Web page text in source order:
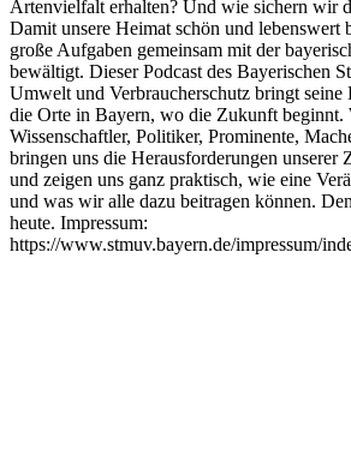
Artenvielfalt erhalten? Und wie sichern wir
Damit unsere Heimat schön und lebenswert
große Aufgaben gemeinsam mit der
bewältigt. Dieser Podcast des Bayerischen
Umwelt und Verbraucherschutz bringt
die Orte in Bayern, wo die Zukunft beginnt.
Wissenschaftler, Politiker, Prominente,
bringen uns die Herausforderungen unserer
und zeigen uns ganz praktisch, wie eine
und was wir alle dazu beitragen können.
heute. Impressum:
https://www.stmuv.bayern.de/impressum/